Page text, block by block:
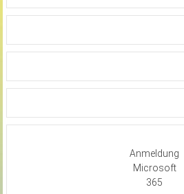
Anmeldung
Microsoft
365